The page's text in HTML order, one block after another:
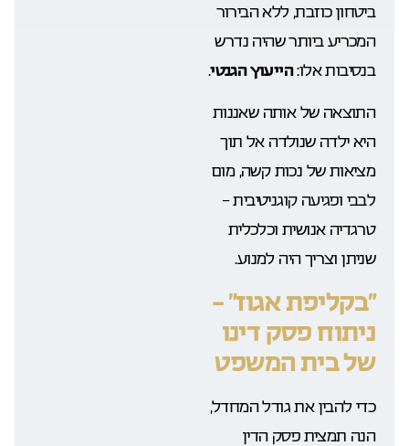
ביטחון כוזבת, ללא הבירור
המכריע ביותר שהיה נדרש
בנסיבות אלו:הייעוץ הגנטי.
התוצאה של אותה שאננות
היא ילדה שנולדה אל תוך
מציאות של נכות קשה, מום
לבבי ופגיעה קוגניטיבית –
טרגדיה אנושית וכלכלית
שניתן וצריך היה למנוע.
“בקליפת אגוז” –
ניתוח פסק דינו
של בית המשפט
כדי להבין את גודל המחדל,
הנה תמצית פסק הדין